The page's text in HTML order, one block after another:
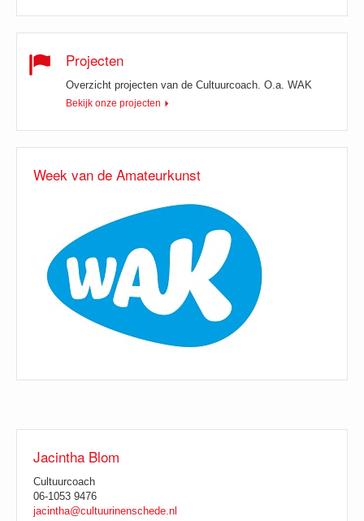
Projecten
Overzicht projecten van de Cultuurcoach. O.a. WAK
Bekijk onze projecten
Week van de Amateurkunst
Jacintha Blom
Cultuurcoach
06-1053 9476
jacintha@cultuurinenschede.nl